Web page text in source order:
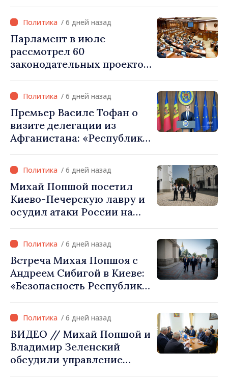
/ 6 дней назад
Парламент в июле
рассмотрел 60
законодательных проектов
/ 6 дней назад
Премьер Василе Тофан о
визите делегации из
Афганистана: «Республика
власть талибов. Одобрение
этого визита было ошибкой
в оценке и
межведомственной
координации»
/ 6 дней назад
Михай Попшой посетил
Киево-Печерскую лавру и
осудил атаки России на
Украины
/ 6 дней назад
Встреча Михая Попшоя с
Андреем Сибигой в Киеве:
«Безопасность Республики
безопасностью Украины»
/ 6 дней назад
ВИДЕО // Михай Попшой и
Владимир Зеленский
обсудили управление